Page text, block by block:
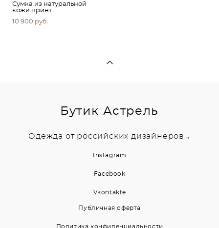
Сумка из натуральной
кожи принт
10 900 pуб.
Бутик Астрель
Одежда от российских дизайнеров →
Instagram
Facebook
Vkontakte
Публичная оферта
Политика конфиденциальности